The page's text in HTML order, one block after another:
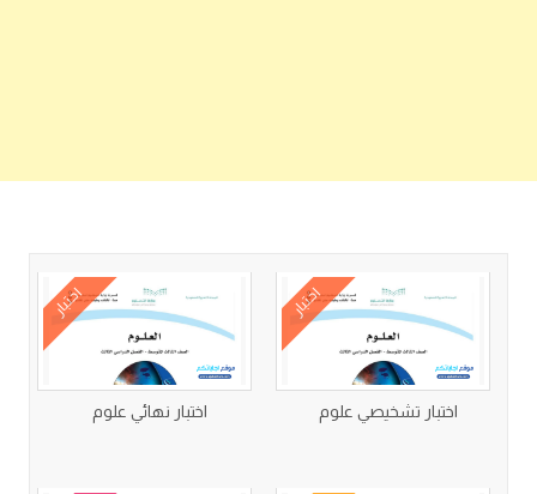
اختبار
اختبار تشخيصي علوم
اختبار
اختبار نهائي علوم